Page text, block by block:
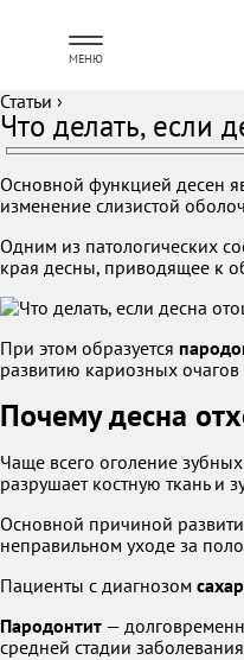
МЕНЮ
Статьи ›
Что делать, если
Основной функцией десен
изменение слизистой
Одним из патологических
края десны, приводящее к
При этом образуется
развитию кариозных очагов
Почему десна
Чаще всего оголение
разрушает костную ткань и
Основной причиной
неправильном уходе за
Пациенты с диагнозом
Пародонтит —
средней стадии